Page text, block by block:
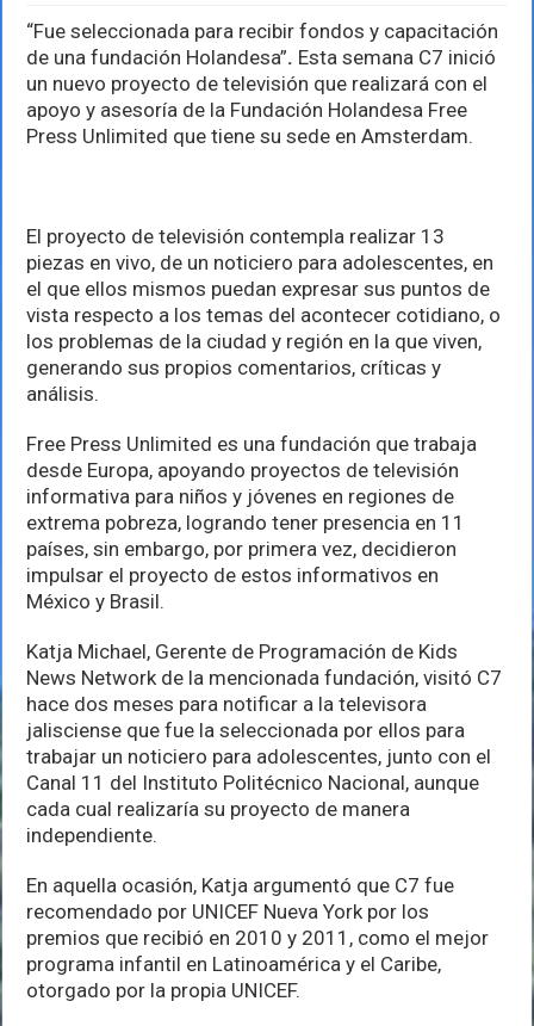
ya
forma
parte
de
la
Red
Kids
“Fue seleccionada para recibir fondos y capacitación
de una fundación Holandesa”. Esta semana C7 inició
un nuevo proyecto de televisión que realizará con el
apoyo y asesoría de la Fundación Holandesa Free
Press Unlimited que tiene su sede en Amsterdam.
El proyecto de televisión contempla realizar 13
piezas en vivo, de un noticiero para adolescentes, en
el que ellos mismos puedan expresar sus puntos de
vista respecto a los temas del acontecer cotidiano, o
los problemas de la ciudad y región en la que viven,
generando sus propios comentarios, críticas y
análisis.
Free Press Unlimited es una fundación que trabaja
desde Europa, apoyando proyectos de televisión
informativa para niños y jóvenes en regiones de
extrema pobreza, logrando tener presencia en 11
países, sin embargo, por primera vez, decidieron
impulsar el proyecto de estos informativos en
México y Brasil.
Katja Michael, Gerente de Programación de Kids
News Network de la mencionada fundación, visitó C7
hace dos meses para notificar a la televisora
jalisciense que fue la seleccionada por ellos para
trabajar un noticiero para adolescentes, junto con el
Canal 11 del Instituto Politécnico Nacional, aunque
cada cual realizaría su proyecto de manera
independiente.
En aquella ocasión, Katja argumentó que C7 fue
recomendado por UNICEF Nueva York por los
premios que recibió en 2010 y 2011, como el mejor
programa infantil en Latinoamérica y el Caribe,
otorgado por la propia UNICEF.